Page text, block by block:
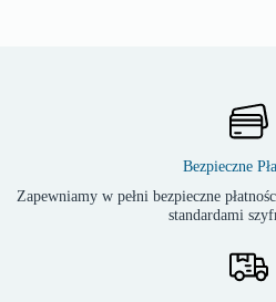
Bezpieczne
Zapewniamy w pełni bezpieczne
standardami